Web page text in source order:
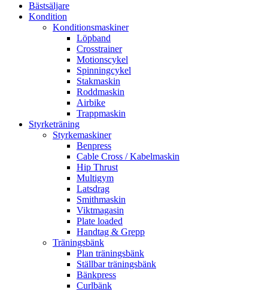
Bästsäljare
Kondition
Konditionsmaskiner
Löpband
Crosstrainer
Motionscykel
Spinningcykel
Stakmaskin
Roddmaskin
Airbike
Trappmaskin
Styrketräning
Styrkemaskiner
Benpress
Cable Cross / Kabelmaskin
Hip Thrust
Multigym
Latsdrag
Smithmaskin
Viktmagasin
Plate loaded
Handtag & Grepp
Träningsbänk
Plan träningsbänk
Ställbar träningsbänk
Bänkpress
Curlbänk